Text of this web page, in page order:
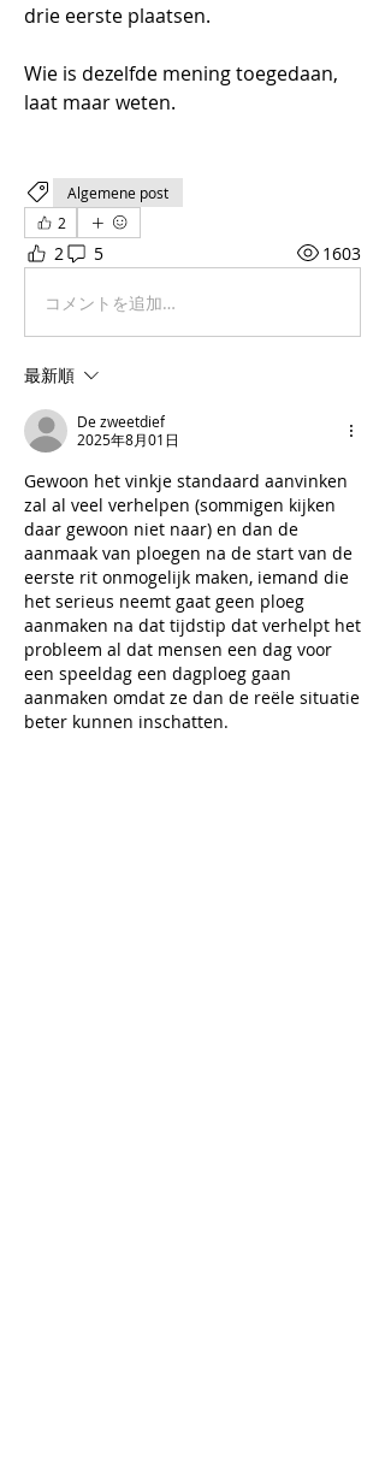
drie eerste plaatsen.
Wie is dezelfde mening toegedaan,
laat maar weten.
Algemene post
2
2 5 1603
コメントを追加…
最新順
De zweetdief
2025年8月01日
Gewoon het vinkje standaard aanvinken
zal al veel verhelpen (sommigen kijken
daar gewoon niet naar) en dan de
aanmaak van ploegen na de start van de
eerste rit onmogelijk maken, iemand die
het serieus neemt gaat geen ploeg
aanmaken na dat tijdstip dat verhelpt het
probleem al dat mensen een dag voor
een speeldag een dagploeg gaan
aanmaken omdat ze dan de reële situatie
beter kunnen inschatten.